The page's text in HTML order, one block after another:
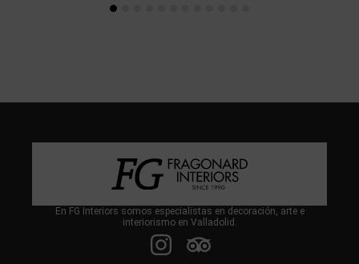
En FG Interiors somos especialistas en decoración, arte e
interiorismo en Valladolid.